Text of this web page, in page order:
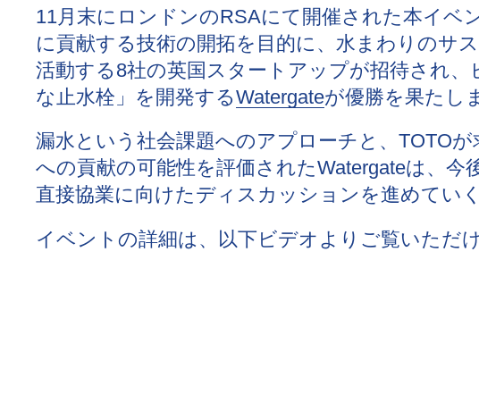
11月末にロンドンのRSAにて開催された本イベ
に貢献する技術の開拓を目的に、水まわりのサ
活動する8社の英国スタートアップが招待され、
な止水栓」を開発するWatergateが優勝を果たし
漏水という社会課題へのアプローチと、TOTO
への貢献の可能性を評価されたWatergateは、今
直接協業に向けたディスカッションを進めてい
イベントの詳細は、以下ビデオよりご覧いただ